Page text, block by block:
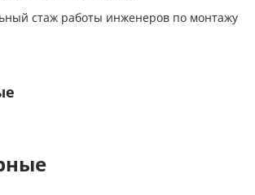
стаж работы инженеров по монтажу